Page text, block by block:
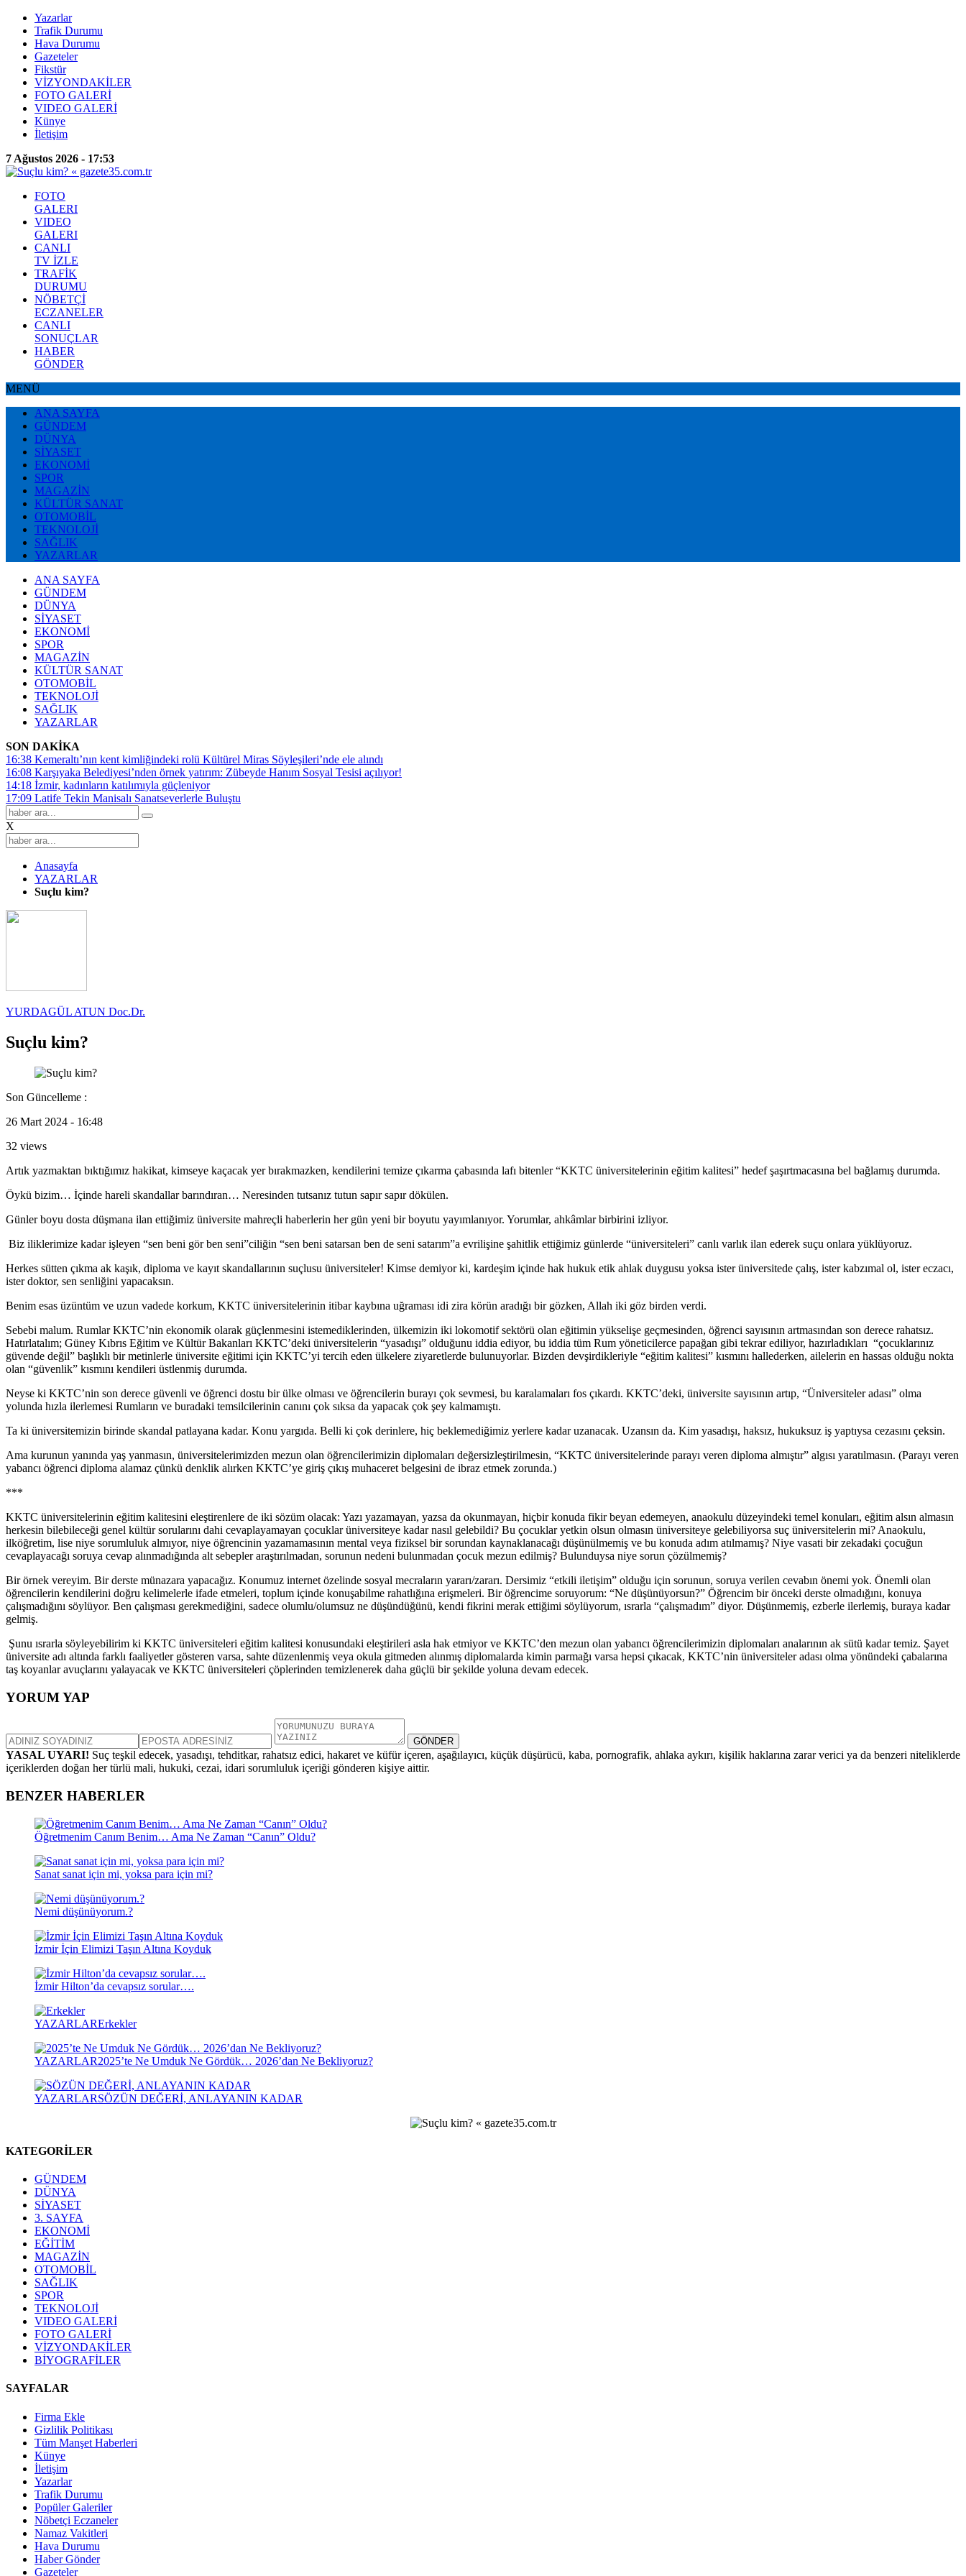
Yazarlar
Trafik Durumu
Hava Durumu
Gazeteler
Fikstür
VİZYONDAKİLER
FOTO GALERİ
VIDEO GALERİ
Künye
İletişim
7 Ağustos 2026 - 17:53
FOTO
GALERI
VIDEO
GALERI
CANLI
TV İZLE
TRAFİK
DURUMU
NÖBETÇİ
ECZANELER
CANLI
SONUÇLAR
HABER
GÖNDER
MENÜ
ANA SAYFA
GÜNDEM
DÜNYA
SİYASET
EKONOMİ
SPOR
MAGAZİN
KÜLTÜR SANAT
OTOMOBİL
TEKNOLOJİ
SAĞLIK
YAZARLAR
ANA SAYFA
GÜNDEM
DÜNYA
SİYASET
EKONOMİ
SPOR
MAGAZİN
KÜLTÜR SANAT
OTOMOBİL
TEKNOLOJİ
SAĞLIK
YAZARLAR
SON DAKİKA
16:38 Kemeraltı’nın kent kimliğindeki rolü Kültürel Miras Söyleşileri’nde ele alındı
16:08 Karşıyaka Belediyesi’nden örnek yatırım: Zübeyde Hanım Sosyal Tesisi açılıyor!
14:18 İzmir, kadınların katılımıyla güçleniyor
17:09 Latife Tekin Manisalı Sanatseverlerle Buluştu
X
Anasayfa
YAZARLAR
Suçlu kim?
YURDAGÜL ATUN Doc.Dr.
Suçlu kim?
Son Güncelleme :
26 Mart 2024 - 16:48
32 views
Artık yazmaktan bıktığımız hakikat, kimseye kaçacak yer bırakmazken, kendilerini temize çıkarma çabasında lafı bitenler “KKTC üniversitelerinin eğitim kalitesi” hedef şaşırtmacasına bel bağlamış durumda.
Öykü bizim… İçinde hareli skandallar barındıran… Neresinden tutsanız tutun sapır sapır dökülen.
Günler boyu dosta düşmana ilan ettiğimiz üniversite mahreçli haberlerin her gün yeni bir boyutu yayımlanıyor. Yorumlar, ahkâmlar birbirini izliyor.
Biz iliklerimize kadar işleyen “sen beni gör ben seni”ciliğin “sen beni satarsan ben de seni satarım”a evrilişine şahitlik ettiğimiz günlerde “üniversiteleri” canlı varlık ilan ederek suçu onlara yüklüyoruz.
Herkes sütten çıkma ak kaşık, diploma ve kayıt skandallarının suçlusu üniversiteler! Kimse demiyor ki, kardeşim içinde hak hukuk etik ahlak duygusu yoksa ister üniversitede çalış, ister kabzımal ol, ister eczacı,
ister doktor, sen senliğini yapacaksın.
Benim esas üzüntüm ve uzun vadede korkum, KKTC üniversitelerinin itibar kaybına uğraması idi zira körün aradığı bir gözken, Allah iki göz birden verdi.
Sebebi malum. Rumlar KKTC’nin ekonomik olarak güçlenmesini istemediklerinden, ülkemizin iki lokomotif sektörü olan eğitimin yükselişe geçmesinden, öğrenci sayısının artmasından son derece rahatsız.
Hatırlatalım; Güney Kıbrıs Eğitim ve Kültür Bakanları KKTC’deki üniversitelerin “yasadışı” olduğunu iddia ediyor, bu iddia tüm Rum yöneticilerce papağan gibi tekrar ediliyor, hazırladıkları “çocuklarınız
güvende değil” başlıklı bir metinlerle üniversite eğitimi için KKTC’yi tercih eden ülkelere ziyaretlerde bulunuyorlar. Bizden devşirdikleriyle “eğitim kalitesi” kısmını hallederken, ailelerin en hassas olduğu nokta
olan “güvenlik” kısmını kendileri üstlenmiş durumda.
Neyse ki KKTC’nin son derece güvenli ve öğrenci dostu bir ülke olması ve öğrencilerin burayı çok sevmesi, bu karalamaları fos çıkardı. KKTC’deki, üniversite sayısının artıp, “Üniversiteler adası” olma
yolunda hızla ilerlemesi Rumların ve buradaki temsilcilerinin canını çok sıksa da yapacak çok şey kalmamıştı.
Ta ki üniversitemizin birinde skandal patlayana kadar. Konu yargıda. Belli ki çok derinlere, hiç beklemediğimiz yerlere kadar uzanacak. Uzansın da. Kim yasadışı, haksız, hukuksuz iş yaptıysa cezasını çeksin.
Ama kurunun yanında yaş yanmasın, üniversitelerimizden mezun olan öğrencilerimizin diplomaları değersizleştirilmesin, “KKTC üniversitelerinde parayı veren diploma almıştır” algısı yaratılmasın. (Parayı veren
yabancı öğrenci diploma alamaz çünkü denklik alırken KKTC’ye giriş çıkış muhaceret belgesini de ibraz etmek zorunda.)
***
KKTC üniversitelerinin eğitim kalitesini eleştirenlere de iki sözüm olacak: Yazı yazamayan, yazsa da okunmayan, hiçbir konuda fikir beyan edemeyen, anaokulu düzeyindeki temel konuları, eğitim alsın almasın
herkesin bilebileceği genel kültür sorularını dahi cevaplayamayan çocuklar üniversiteye kadar nasıl gelebildi? Bu çocuklar yetkin olsun olmasın üniversiteye gelebiliyorsa suç üniversitelerin mi? Anaokulu,
ilköğretim, lise niye sorumluluk almıyor, niye öğrencinin yazamamasının mental veya fiziksel bir sorundan kaynaklanacağı düşünülmemiş ve bu konuda adım atılmamış? Niye vasati bir zekadaki çocuğun
cevaplayacağı soruya cevap alınmadığında alt sebepler araştırılmadan, sorunun nedeni bulunmadan çocuk mezun edilmiş? Bulunduysa niye sorun çözülmemiş?
Bir örnek vereyim. Bir derste münazara yapacağız. Konumuz internet özelinde sosyal mecraların yararı/zararı. Dersimiz “etkili iletişim” olduğu için sorunun, soruya verilen cevabın önemi yok. Önemli olan
öğrencilerin kendilerini doğru kelimelerle ifade etmeleri, toplum içinde konuşabilme rahatlığına erişmeleri. Bir öğrencime soruyorum: “Ne düşünüyorsun?” Öğrencim bir önceki derste olmadığını, konuya
çalışmadığını söylüyor. Ben çalışması gerekmediğini, sadece olumlu/olumsuz ne düşündüğünü, kendi fikrini merak ettiğimi söylüyorum, ısrarla “çalışmadım” diyor. Düşünmemiş, ezberle ilerlemiş, buraya kadar
gelmiş.
Şunu ısrarla söyleyebilirim ki KKTC üniversiteleri eğitim kalitesi konusundaki eleştirileri asla hak etmiyor ve KKTC’den mezun olan yabancı öğrencilerimizin diplomaları analarının ak sütü kadar temiz. Şayet
üniversite adı altında farklı faaliyetler gösteren varsa, sahte düzenlenmiş veya okula gitmeden alınmış diplomalarda kimin parmağı varsa hepsi çıkacak, KKTC’nin üniversiteler adası olma yönündeki çabalarına
taş koyanlar avuçlarını yalayacak ve KKTC üniversiteleri çöplerinden temizlenerek daha güçlü bir şekilde yoluna devam edecek.
YORUM YAP
GÖNDER
YASAL UYARI! Suç teşkil edecek, yasadışı, tehditkar, rahatsız edici, hakaret ve küfür içeren, aşağılayıcı, küçük düşürücü, kaba, pornografik, ahlaka aykırı, kişilik haklarına zarar verici ya da benzeri niteliklerde
içeriklerden doğan her türlü mali, hukuki, cezai, idari sorumluluk içeriği gönderen kişiye aittir.
BENZER HABERLER
Öğretmenim Canım Benim… Ama Ne Zaman “Canın” Oldu?
Sanat sanat için mi, yoksa para için mi?
Nemi düşünüyorum.?
İzmir İçin Elimizi Taşın Altına Koyduk
İzmir Hilton’da cevapsız sorular….
YAZARLARErkekler
YAZARLAR2025’te Ne Umduk Ne Gördük… 2026’dan Ne Bekliyoruz?
YAZARLARSÖZÜN DEĞERİ, ANLAYANIN KADAR
KATEGORİLER
GÜNDEM
DÜNYA
SİYASET
3. SAYFA
EKONOMİ
EĞİTİM
MAGAZİN
OTOMOBİL
SAĞLIK
SPOR
TEKNOLOJİ
VIDEO GALERİ
FOTO GALERİ
VİZYONDAKİLER
BİYOGRAFİLER
SAYFALAR
Firma Ekle
Gizlilik Politikası
Tüm Manşet Haberleri
Künye
İletişim
Yazarlar
Trafik Durumu
Popüler Galeriler
Nöbetçi Eczaneler
Namaz Vakitleri
Hava Durumu
Haber Gönder
Gazeteler